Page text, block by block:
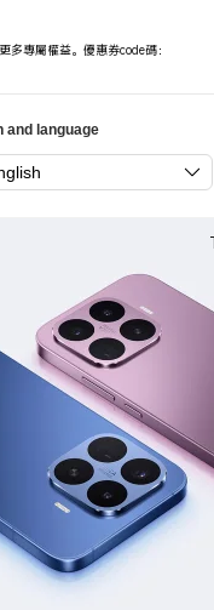
多專屬權益。優惠券code碼：
and language
Series